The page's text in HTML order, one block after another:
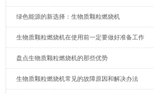
绿色能源的新选择：生物质颗粒燃烧机
生物质颗粒燃烧机在使用前一定要做好准备工作
盘点生物质颗粒燃烧机的那些优势
生物质颗粒燃烧机常见的故障原因和解决办法